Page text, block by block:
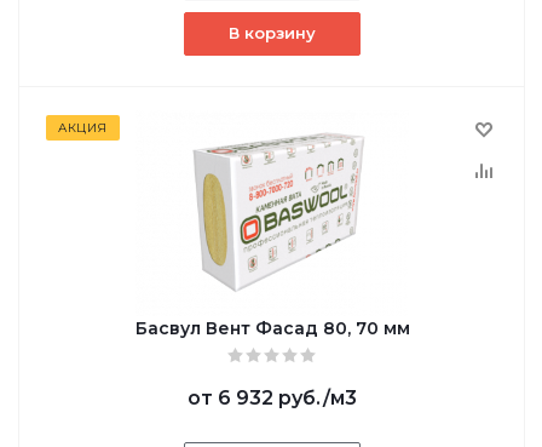
В корзину
АКЦИЯ
Басвул Вент Фасад 80, 70 мм
от 6 932 руб./м3